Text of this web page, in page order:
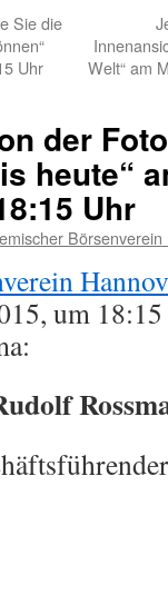
Sie die
Uhr
Welt“ am
der
heute“
Uhr
Börsenverein
um